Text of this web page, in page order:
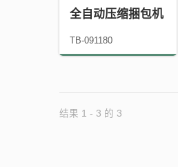
全自动压缩捆包机
TB-091180
结果 1 - 3 的 3